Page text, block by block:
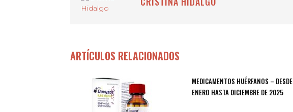
ARTÍCULOS RELACIONADOS
MEDICAMENTOS HUÉRFANOS – DESDE
ENERO HASTA DICIEMBRE DE 2025